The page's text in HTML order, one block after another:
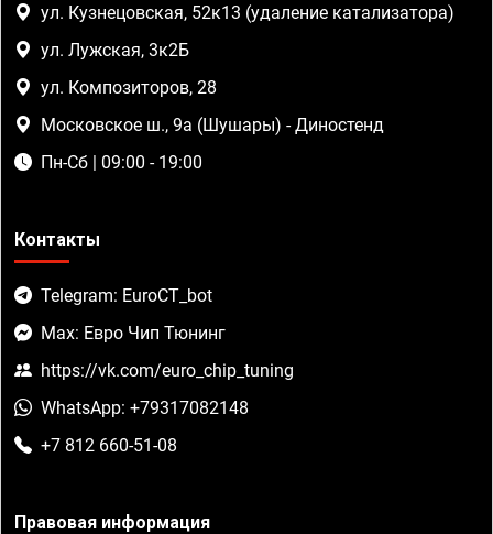
ул. Кузнецовская, 52к13 (удаление катализатора)
ул. Лужская, 3к2Б
ул. Композиторов, 28
Московское ш., 9а (Шушары) - Диностенд
Пн-Сб | 09:00 - 19:00
Контакты
Telegram: EuroCT_bot
Max: Евро Чип Тюнинг
https://vk.com/euro_chip_tuning
WhatsApp: +79317082148
+7 812 660-51-08
Правовая информация